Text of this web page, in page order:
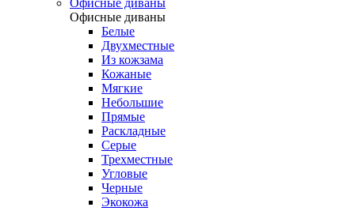
Офисные диваны
Офисные диваны
Белые
Двухместные
Из кожзама
Кожаные
Мягкие
Небольшие
Прямые
Раскладные
Серые
Трехместные
Угловые
Черные
Экокожа